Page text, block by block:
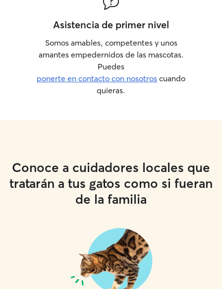
Asistencia de primer nivel
Somos amables, competentes y unos
amantes empedernidos de las mascotas.
Puedes
ponerte en contacto con nosotros cuando
quieras.
Conoce a cuidadores locales que
tratarán a tus gatos como si fueran
de la familia